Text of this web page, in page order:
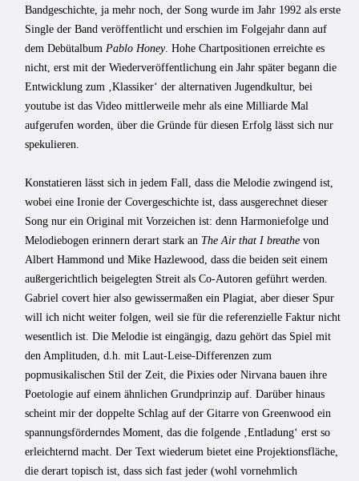
Bandgeschichte, ja mehr noch, der Song wurde im Jahr 1992 als erste
Single der Band veröffentlicht und erschien im Folgejahr dann auf
dem Debütalbum Pablo Honey. Hohe Chartpositionen erreichte es
nicht, erst mit der Wiederveröffentlichung ein Jahr später begann die
Entwicklung zum ‚Klassiker‘ der alternativen Jugendkultur, bei
youtube ist das Video mittlerweile mehr als eine Milliarde Mal
aufgerufen worden, über die Gründe für diesen Erfolg lässt sich nur
spekulieren.
Konstatieren lässt sich in jedem Fall, dass die Melodie zwingend ist,
wobei eine Ironie der Covergeschichte ist, dass ausgerechnet dieser
Song nur ein Original mit Vorzeichen ist: denn Harmoniefolge und
Melodiebogen erinnern derart stark an The Air that I breathe von
Albert Hammond und Mike Hazlewood, dass die beiden seit einem
außergerichtlich beigelegten Streit als Co-Autoren geführt werden.
Gabriel covert hier also gewissermaßen ein Plagiat, aber dieser Spur
will ich nicht weiter folgen, weil sie für die referenzielle Faktur nicht
wesentlich ist. Die Melodie ist eingängig, dazu gehört das Spiel mit
den Amplituden, d.h. mit Laut-Leise-Differenzen zum
popmusikalischen Stil der Zeit, die Pixies oder Nirvana bauen ihre
Poetologie auf einem ähnlichen Grundprinzip auf. Darüber hinaus
scheint mir der doppelte Schlag auf der Gitarre von Greenwood ein
spannungsförderndes Moment, das die folgende ‚Entladung‘ erst so
erleichternd macht. Der Text wiederum bietet eine Projektionsfläche,
die derart topisch ist, dass sich fast jeder (wohl vornehmlich